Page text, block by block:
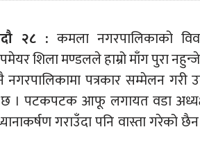
२८ : कमला नगरपालिकाको
शिला मण्डलले हाम्रो माँग पुरा
पत्रकार सम्मेलन गरी
। पटकपटक आफू लगायत वडा
ध्यानाकर्षण गराउँदा पनि वास्ता